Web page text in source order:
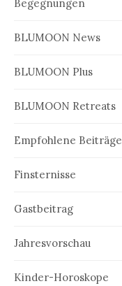
Begegnungen
BLUMOON News
BLUMOON Plus
BLUMOON Retreats
Empfohlene Beiträge
Finsternisse
Gastbeitrag
Jahresvorschau
Kinder-Horoskope